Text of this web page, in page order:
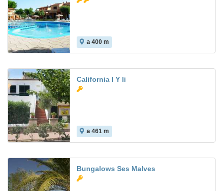
a 400 m
California I Y Ii
a 461 m
Bungalows Ses Malves